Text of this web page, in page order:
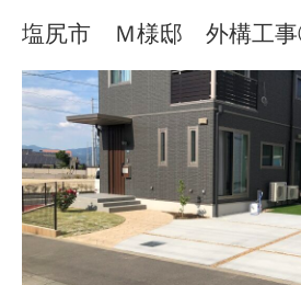
塩尻市 Ｍ様邸 外構工